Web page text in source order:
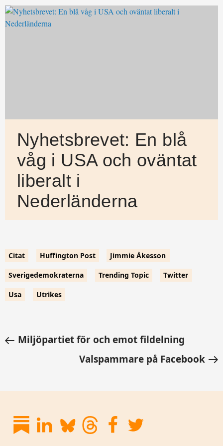
Nyhetsbrevet: En blå
våg i USA och oväntat
liberalt i
Nederländerna
Citat Huffington Post Jimmie Åkesson
Sverigedemokraterna Trending Topic Twitter
Usa Utrikes
Miljöpartiet för och emot fildelning
Valspammare på Facebook